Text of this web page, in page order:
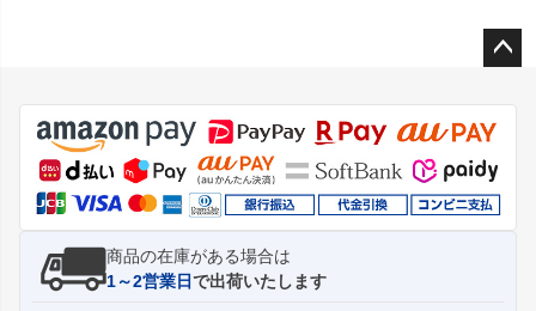
ジト
ップ
へ
商品の在庫がある場合は
1～2営業日で出荷いたします